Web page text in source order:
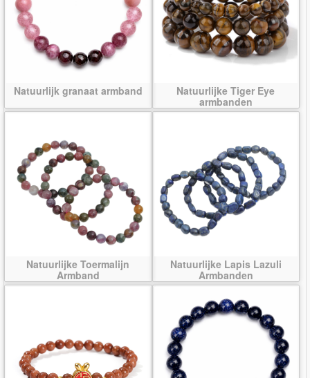
Natuurlijk granaat armband
Natuurlijke Tiger Eye
armbanden
Natuurlijke Toermalijn
Armband
Natuurlijke Lapis Lazuli
Armbanden